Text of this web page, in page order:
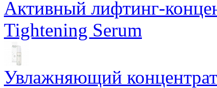
Активный лифтинг-
Tightening Serum
Увлажняющий